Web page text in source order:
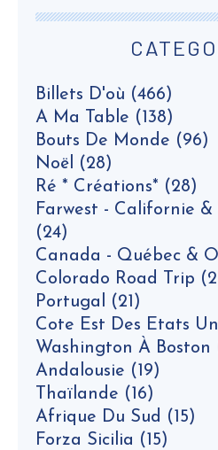
Billets D'où (466)
A Ma Table (138)
Bouts De Monde (96)
Noël (28)
Ré * Créations* (28)
Farwest - Californie &
(24)
Canada - Québec &
Colorado Road Trip
Portugal (21)
Cote Est Des Etats
Washington À Boston
Andalousie (19)
Thaïlande (16)
Afrique Du Sud (15)
Forza Sicilia (15)